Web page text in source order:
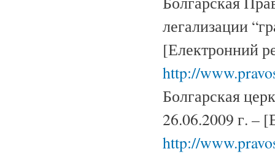
легализации
[Електронний
http://
Болгарская
26.06.2009 г. –
http://